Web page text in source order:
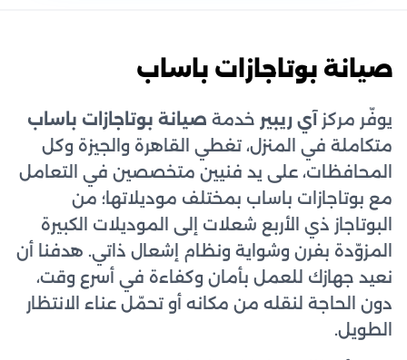
صيانة بوتاجازات باساب
يوفّر مركز آي ريبير خدمة صيانة بوتاجازات باساب
متكاملة في المنزل، تغطي القاهرة والجيزة وكل
المحافظات، على يد فنيين متخصصين في التعامل
مع بوتاجازات باساب بمختلف موديلاتها؛ من
البوتاجاز ذي الأربع شعلات إلى الموديلات الكبيرة
المزوّدة بفرن وشواية ونظام إشعال ذاتي. هدفنا أن
نعيد جهازك للعمل بأمان وكفاءة في أسرع وقت،
دون الحاجة لنقله من مكانه أو تحمّل عناء الانتظار
الطويل.